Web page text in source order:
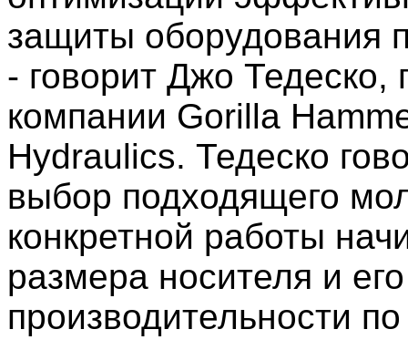
защиты оборудования
- говорит Джо Тедеско,
компании Gorilla
Hydraulics. Тедеско
выбор подходящего
конкретной работы
размера носителя и его
производительности